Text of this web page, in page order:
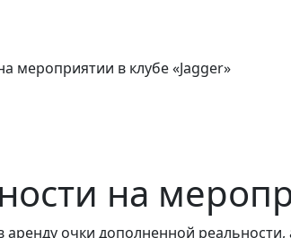
мероприятии в клубе «Jagger»
на
очки дополненной